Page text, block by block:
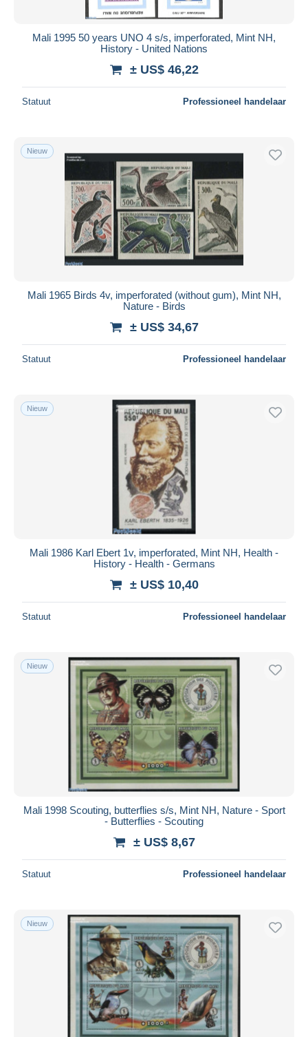
Alle looptijden
Eindigt binnen
Prijs
Gratis levering
PayPal
Bankoverschrijving
Visa
Mastercard
Bancontact
Woonplaats van de verkoper
Toepassen
Mali 1995 50 years UNO 4 s/s, imperforated, Mint NH,
History - United Nations
± US$ 46,22
Statuut Professioneel handelaar
Nieuw
Mali 1965 Birds 4v, imperforated (without gum), Mint NH,
Nature - Birds
± US$ 34,67
Statuut Professioneel handelaar
Nieuw
Mali 1986 Karl Ebert 1v, imperforated, Mint NH, Health -
History - Health - Germans
± US$ 10,40
Statuut Professioneel handelaar
Nieuw
Mali 1998 Scouting, butterflies s/s, Mint NH, Nature - Sport
- Butterflies - Scouting
± US$ 8,67
Statuut Professioneel handelaar
Nieuw